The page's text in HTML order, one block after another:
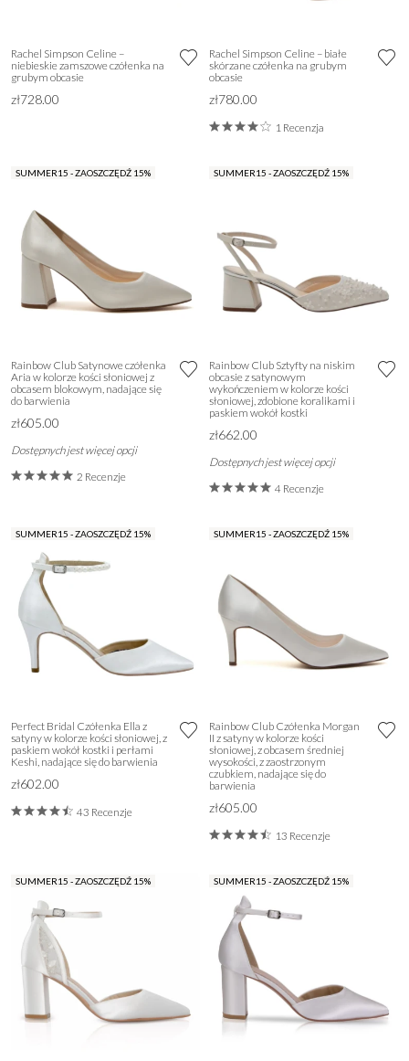
Rachel Simpson Celine –
niebieskie zamszowe czółenka na
grubym obcasie
zł728.00
Rachel Simpson Celine – białe
skórzane czółenka na grubym
obcasie
zł780.00
1 Recenzja
SUMMER15 - ZAOSZCZĘDŹ 15%
Rainbow Club Satynowe czółenka
Aria w kolorze kości słoniowej z
obcasem blokowym, nadające się
do barwienia
zł605.00
Dostępnych jest więcej opcji
2 Recenzje
SUMMER15 - ZAOSZCZĘDŹ 15%
Rainbow Club Sztyfty na niskim
obcasie z satynowym
wykończeniem w kolorze kości
słoniowej, zdobione koralikami i
paskiem wokół kostki
zł662.00
Dostępnych jest więcej opcji
4 Recenzje
SUMMER15 - ZAOSZCZĘDŹ 15%
Perfect Bridal Czółenka Ella z
satyny w kolorze kości słoniowej, z
paskiem wokół kostki i perłami
Keshi, nadające się do barwienia
zł602.00
43 Recenzje
SUMMER15 - ZAOSZCZĘDŹ 15%
Rainbow Club Czółenka Morgan
II z satyny w kolorze kości
słoniowej, z obcasem średniej
wysokości, z zaostrzonym
czubkiem, nadające się do
barwienia
zł605.00
13 Recenzje
SUMMER15 - ZAOSZCZĘDŹ 15% SUMMER15 - ZAOSZCZĘDŹ 15%